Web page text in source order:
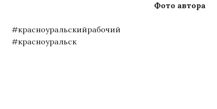
Фото автора
#красноуральскийрабочий
#красноуральск